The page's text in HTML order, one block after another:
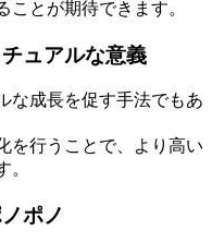
とが期待できます。
ュアルな意義
な成長を促す手法でもあ
を行うことで、より高い
。
ポノ